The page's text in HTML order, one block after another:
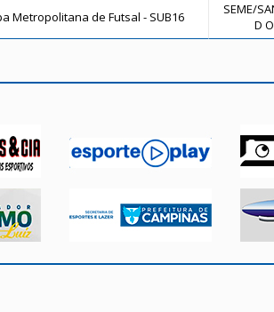
Metropolitana de Futsal - SUB16
SEME/
D